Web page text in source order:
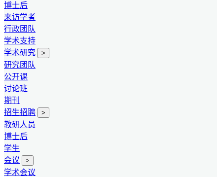
博士后
来访学者
行政团队
学术支持
学术研究
>
研究团队
公开课
讨论班
期刊
招生招聘
>
教研人员
博士后
学生
会议
>
学术会议